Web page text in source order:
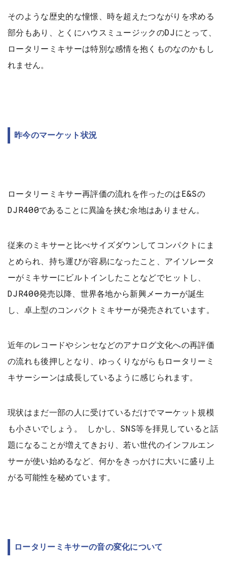
そのような歴史的な憧憬、時を超えたつながりを求める
部分もあり、とくにハウスミュージックのDJにとって、
ロータリーミキサーは特別な感情を抱くものなのかもし
れません。
昨今のマーケット状況
ロータリーミキサー再評価の流れを作ったのはE&Sの
DJR400であることに異論を挟む余地はありません。
従来のミキサーと比べサイズダウンしてコンパクトにま
とめられ、持ち運びが容易になったこと、アイソレータ
ーがミキサーにビルトインしたことなどでヒットし、
DJR400発売以降、世界各地から新興メーカーが誕生
し、卓上型のコンパクトミキサーが発売されています。
近年のレコードやシンセなどのアナログ文化への再評価
の流れも後押しとなり、ゆっくりながらもロータリーミ
キサーシーンは成長しているように感じられます。
現状はまだ一部の人に受けているだけでマーケット規模
も小さいでしょう。 しかし、SNS等を拝見していると話
題になることが増えてきおり、若い世代のインフルエン
サーが使い始めるなど、何かをきっかけに大いに盛り上
がる可能性を秘めています。
ロータリーミキサーの音の変化について